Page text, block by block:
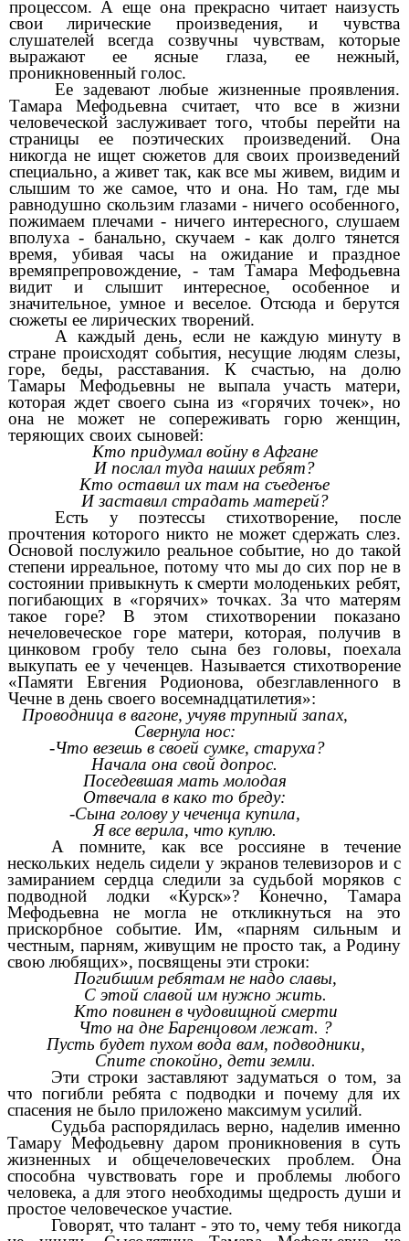
процессом. А еще она прекрасно читает наизусть
свои
лирические произведения, и чувства
слушателей всегда созвучны чувствам, которые
выражают ее ясные глаза, ее нежный,
проникновенный голос.
Ее задевают любые жизненные проявления.
Тамара Мефодьевна считает, что все в жизни
человеческой заслуживает того, чтобы перейти на
страницы ее поэтических произведений. Она
никогда не ищет сюжетов для своих произведений
специально, а живет так, как все мы живем, видим и
слышим то же самое, что и она. Но там, где мы
равнодушно скользим глазами - ничего особенного,
пожимаем плечами - ничего интересного, слушаем
вполуха - банально, скучаем - как долго тянется
время, убивая часы на ожидание и праздное
времяпрепровождение, - там Тамара Мефодьевна
видит и слышит интересное, особенное и
значительное, умное и веселое. Отсюда и берутся
сюжеты ее лирических творений.
А каждый день, если не каждую минуту в
стране происходят события, несущие людям слезы,
горе, беды, расставания. К счастью, на долю
Тамары Мефодьевны не выпала участь матери,
которая ждет своего сына из «горячих точек», но
она не может не сопереживать горю женщин,
теряющих своих сыновей:
Кто придумал войну в Афгане
И послал туда наших ребят?
Кто оставил их там на съеденъе
И заставил страдать матерей?
Есть у поэтессы стихотворение, после
прочтения которого никто не может сдержать слез.
Основой послужило реальное событие, но до такой
степени ирреальное, потому что мы до сих пор не в
состоянии привыкнуть к смерти молоденьких ребят,
погибающих в «горячих» точках. За что матерям
такое горе? В этом стихотворении показано
нечеловеческое горе матери, которая, получив в
цинковом гробу тело сына без головы, поехала
выкупать ее у чеченцев. Называется стихотворение
«Памяти Евгения Родионова, обезглавленного в
Чечне в день своего восемнадцатилетия»:
Проводница в вагоне, учуяв трупный запах,
Свернула нос:
-Что везешь в своей сумке, старуха?
Начала она свой допрос.
Поседевшая мать молодая
Отвечала в како то бреду:
-Сына голову у чеченца купила,
Я все верила, что куплю.
А помните, как все россияне в течение
нескольких недель сидели у экранов телевизоров и с
замиранием сердца следили за судьбой моряков с
подводной лодки «Курск»? Конечно, Тамара
Мефодьевна не могла не откликнуться на это
прискорбное событие. Им, «парням сильным и
честным, парням, живущим не просто так, а Родину
свою любящих», посвящены эти строки:
Погибшим ребятам не надо славы,
С этой славой им нужно жить.
Кто повинен в чудовищной смерти
Что на дне Баренцовом лежат. ?
Пусть будет пухом вода вам, подводники,
Спите спокойно, дети земли.
Эти строки заставляют задуматься о том, за
что погибли ребята с подводки и почему для их
спасения не было приложено максимум усилий.
Судьба распорядилась верно, наделив именно
Тамару Мефодьевну даром проникновения в суть
жизненных и общечеловеческих проблем. Она
способна чувствовать горе и проблемы любого
человека, а для этого необходимы щедрость души и
простое человеческое участие.
Говорят, что талант - это то, чему тебя никогда